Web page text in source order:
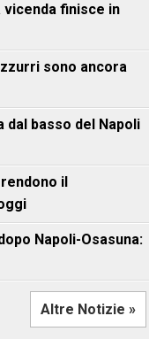
vicenda finisce in
sono ancora
dal basso del Napoli
il
Napoli-Osasuna:
Altre Notizie »